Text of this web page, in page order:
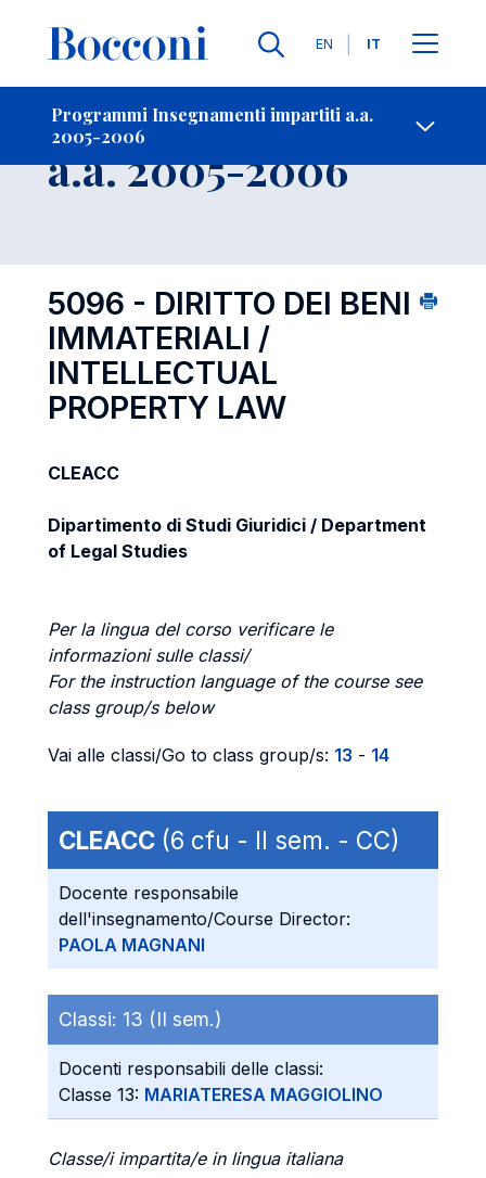
Lingue
EN IT
Programmi Insegnamenti impartiti a.a.
2005-2006
-
Insegnamento
a.a. 2005-2006
5096 - DIRITTO DEI BENI
IMMATERIALI /
INTELLECTUAL
PROPERTY LAW
CLEACC
Dipartimento di Studi Giuridici / Department
of Legal Studies
Per la lingua del corso verificare le
informazioni sulle classi/
For the instruction language of the course see
class group/s below
Vai alle classi/Go to class group/s: 13 - 14
CLEACC (6 cfu - II sem. - CC)
Docente responsabile
dell'insegnamento/Course Director:
PAOLA MAGNANI
Classi: 13 (II sem.)
Docenti responsabili delle classi:
Classe 13: MARIATERESA MAGGIOLINO
Classe/i impartita/e in lingua italiana